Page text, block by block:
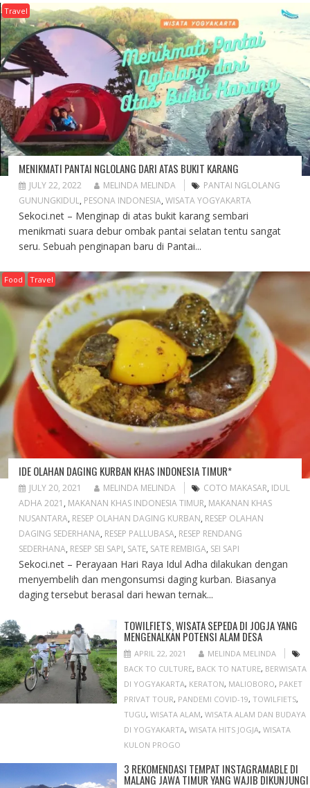
Travel
MENIKMATI PANTAI NGLOLANG DARI ATAS BUKIT KARANG
JULY 22, 2022 MELINDA MELINDA
PANTAI NGLOLANG
GUNUNGKIDUL, PESONA INDONESIA, WISATA YOGYAKARTA
Sekoci.net – Menginap di atas bukit karang sembari
menikmati suara debur ombak pantai selatan tentu sangat
seru. Sebuah penginapan baru di Pantai...
Food Travel
IDE OLAHAN DAGING KURBAN KHAS INDONESIA TIMUR*
JULY 20, 2021 MELINDA MELINDA COTO MAKASAR, IDUL
ADHA 2021 , MAKANAN KHAS INDONESIA TIMUR, MAKANAN KHAS
NUSANTARA, RESEP OLAHAN DAGING KURBAN, RESEP OLAHAN
DAGING SEDERHANA, RESEP PALLUBASA, RESEP RENDANG
SEDERHANA, RESEP SEI SAPI, SATE, SATE REMBIGA, SEI SAPI
Sekoci.net – Perayaan Hari Raya Idul Adha dilakukan dengan
menyembelih dan mengonsumsi daging kurban. Biasanya
daging tersebut berasal dari hewan ternak...
TOWILFIETS, WISATA SEPEDA DI JOGJA YANG
MENGENALKAN POTENSI ALAM DESA
APRIL 22, 2021
MELINDA MELINDA
BACK TO CULTURE, BACK TO NATURE, BERWISATA
DI YOGYAKARTA, KERATON, MALIOBORO, PAKET
PRIVAT TOUR, PANDEMI COVID-19,TOWILFIETS,
TUGU,WISATA ALAM,WISATA ALAM DAN BUDAYA
DI YOGYAKARTA,WISATA HITS JOGJA,WISATA
KULON PROGO
3 REKOMENDASI TEMPAT INSTAGRAMABLE DI
MALANG JAWA TIMUR YANG WAJIB DIKUNJUNGI